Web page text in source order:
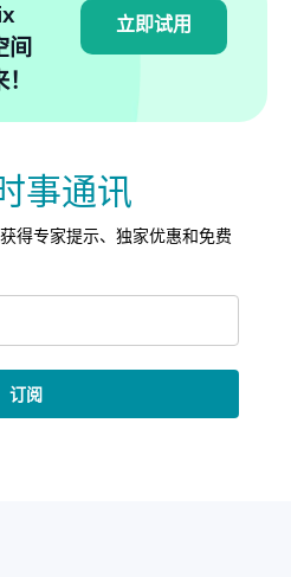
间
立即试用
事通讯
得专家提示、独家优惠和免费
订阅